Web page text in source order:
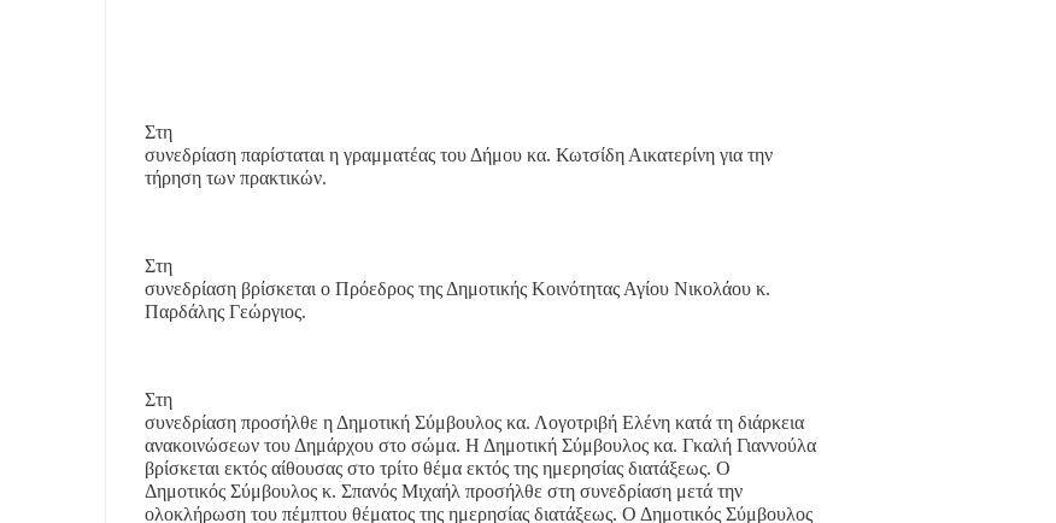
Στη
συνεδρίαση παρίσταται η γραμματέας του Δήμου κα. Κωτσίδη Αικατερίνη για την
τήρηση των πρακτικών.
Στη
συνεδρίαση βρίσκεται ο Πρόεδρος της Δημοτικής Κοινότητας Αγίου Νικολάου κ.
Παρδάλης Γεώργιος.
Στη
συνεδρίαση προσήλθε η Δημοτική Σύμβουλος κα. Λογοτριβή Ελένη κατά τη διάρκεια
ανακοινώσεων του Δημάρχου στο σώμα. Η Δημοτική Σύμβουλος κα. Γκαλή Γιαννούλα
βρίσκεται εκτός αίθουσας στο τρίτο θέμα εκτός της ημερησίας διατάξεως. Ο
Δημοτικός Σύμβουλος κ. Σπανός Μιχαήλ προσήλθε στη συνεδρίαση μετά την
ολοκλήρωση του πέμπτου θέματος της ημερησίας διατάξεως. Ο Δημοτικός Σύμβουλος